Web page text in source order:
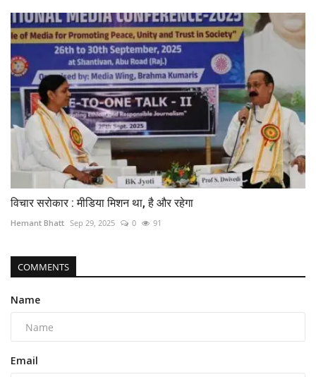
विचार सरोकार : मीडिया मिशन था, है और रहेगा
Hemant Bhatt Sep 29, 2025 0 91
COMMENTS
Name
Email